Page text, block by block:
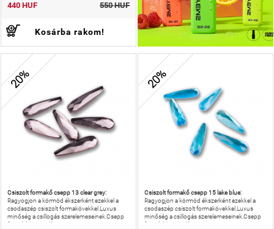
440 HUF 550 HUF
Kosárba rakom!
20%
Csiszolt formakő csepp 13 clear grey:
Ragyogjon a körmöd ékszerként ezekkel a
csodaszép csiszolt formakövekkel.Luxus
minőség a csillogás szerelemeseinek.Csepp
formájú körömdísz.
20%
Csiszolt formakő csepp 15 lake blue:
Ragyogjon a körmöd ékszerként ezekkel a
csodaszép csiszolt formakövekkel.Luxus
minőség a csillogás szerelemeseinek.Csepp
formájú körömdísz.